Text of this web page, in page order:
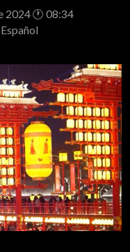
2024 🕐 08:34